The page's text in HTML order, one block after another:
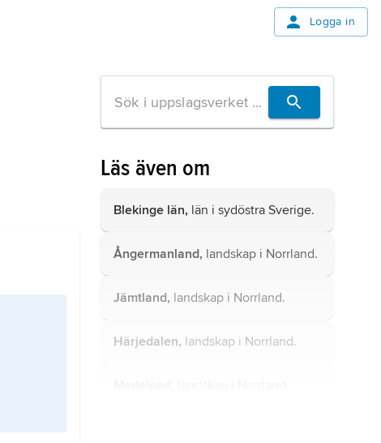
Logga in
Läs även om
Blekinge län, län i sydöstra Sverige.
Ångermanland, landskap i Norrland.
Jämtland, landskap i Norrland.
Härjedalen, landskap i Norrland.